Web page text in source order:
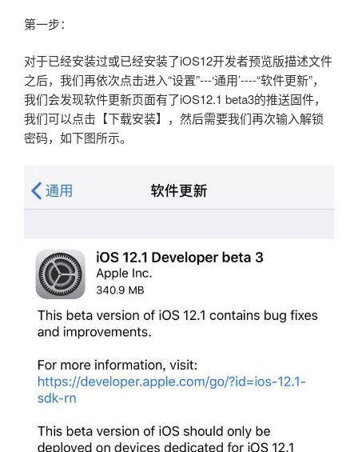
第一步：
对于已经安装过或已经安装了iOS12开发者预览版描述文件
之后，我们再依次点击进入“设置”---‘通用’----“软件更新”，
我们会发现软件更新页面有了iOS12.1 beta3的推送固件，
我们可以点击【下载安装】，然后需要我们再次输入解锁
密码，如下图所示。